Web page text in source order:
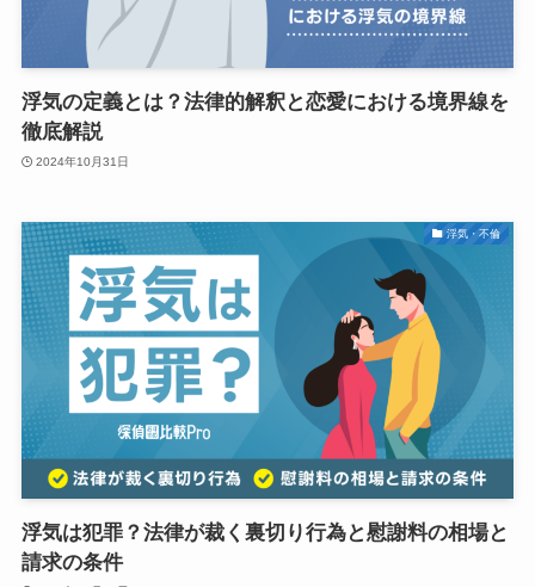
浮気の定義とは？法律的解釈と恋愛における境界線を
徹底解説
2024年10月31日
浮気・不倫
浮気は犯罪？法律が裁く裏切り行為と慰謝料の相場と
請求の条件